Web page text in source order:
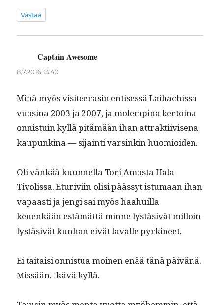
Vastaa
Captain Awesome
8.7.2016 13:40
Minä myös vis­i­teerasin entisessä Laibachissa
vuosi­na 2003 ja 2007, ja molemp­ina ker­toina
onnis­tu­in kyl­lä pitämään ihan attrak­ti­ivise­na
kaupunk­i­na — sijain­ti varsinkin huomioiden.
Oli vänkää kuun­nel­la Tori Amos­ta Hala
Tivolis­sa. Eturivi­in olisi päässyt istu­maan ihan
vapaasti ja jen­gi sai myös haahuil­la
kenenkään estämät­tä minne lystä­sivät mil­loin
lystä­sivät kun­han eivät lavalle pyrkineet.
Ei taitaisi onnis­tua moinen enää tänä päivänä.
Mis­sään. Ikävä kyllä.